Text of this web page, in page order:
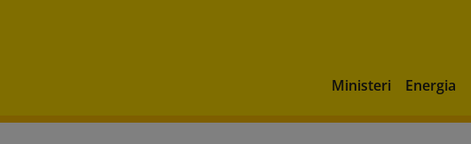
Ministeri Energia